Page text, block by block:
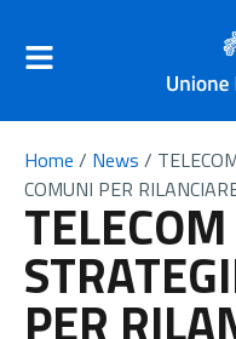
Home / News /
COMUNI PER
PER